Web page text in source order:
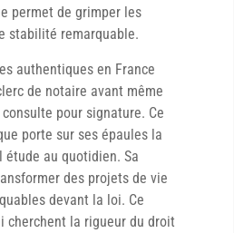
permet de grimper les
stabilité remarquable.
authentiques en France
de notaire avant même
pour signature. Ce
porte sur ses épaules la
au quotidien. Sa
des projets de vie
devant la loi. Ce
cherchent la rigueur du droit